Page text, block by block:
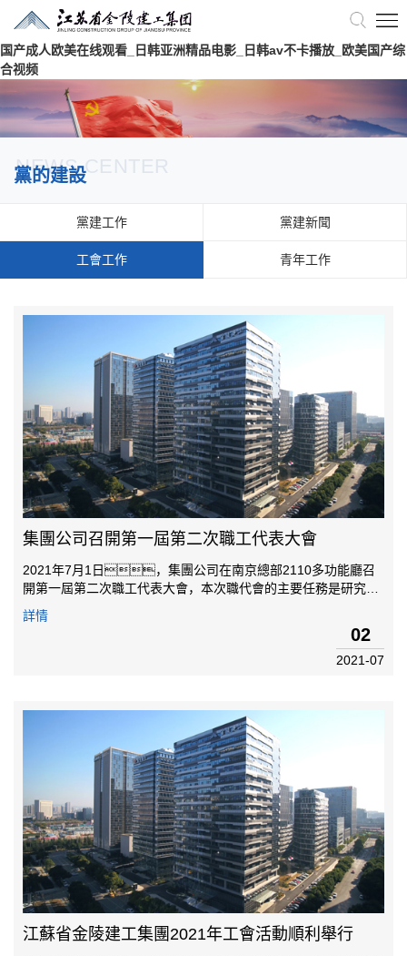
国产成人欧美在线观看_日韩亚洲精品电影_日韩av不卡播放_欧美国产综
合视频
NEWS CENTER
黨的建設
黨建工作 黨建新聞
工會工作 青年工作
集團公司召開第一屆第二次職工代表大會
2021年7月1日，集團公司在南京總部2110多功能廳召
開第一屆第二次職工代表大會，本次職代會的主要任務是研究決
定公司薪酬管理制度、績效考核方案、成立薪酬績效管理委
員會等三項事項。會議由王敏捷同志主持。會議議程如
詳情
02
2021-07
江蘇省金陵建工集團2021年工會活動順利舉行